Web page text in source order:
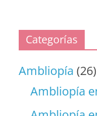
Categorías
Ambliopía (26)
Ambliopía